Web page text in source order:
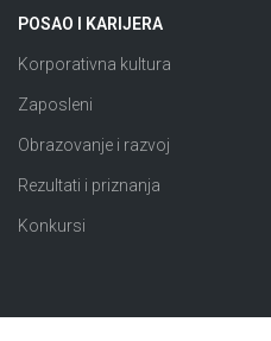
POSAO I KARIJERA
Korporativna kultura
Zaposleni
Obrazovanje i razvoj
Rezultati i priznanja
Konkursi